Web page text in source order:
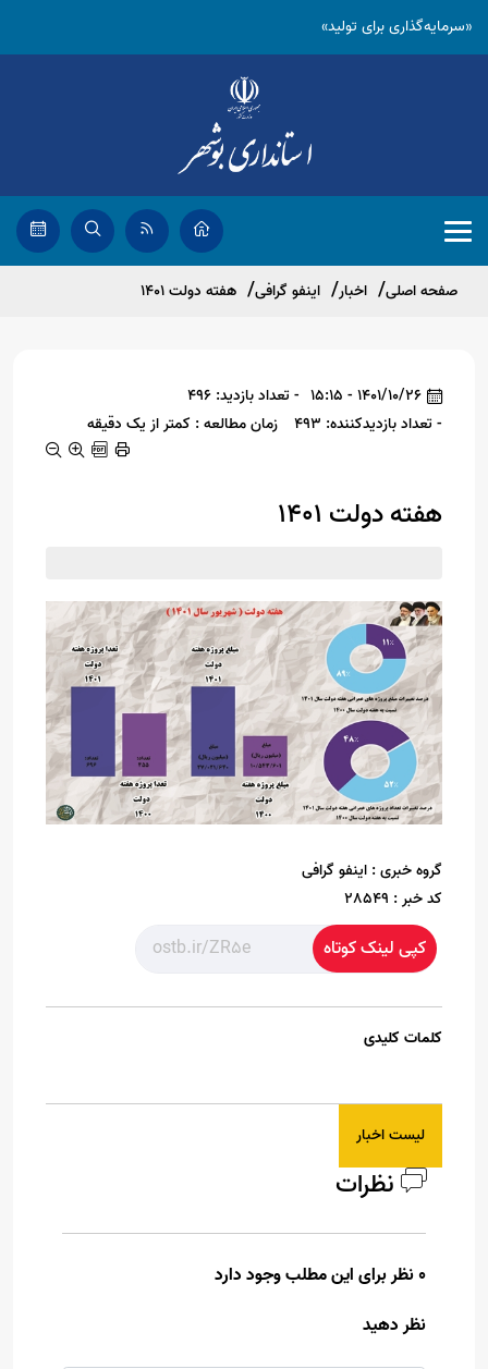
«سرمایه‌گذاری برای تولید»
صفحه اصلی اخبار اینفو گرافی هفته دولت 1401
1401/10/26 - 15:15
- تعداد بازدید: 496
- تعداد بازدیدکننده: 493
زمان مطالعه : کمتر از یک دقیقه
هفته دولت 1401
گروه خبری : اینفو گرافی
کد خبر : 28549
کپی لینک کوتاه
کلمات کلیدی
لیست اخبار
نظرات
0 نظر برای این مطلب وجود دارد
نظر دهید